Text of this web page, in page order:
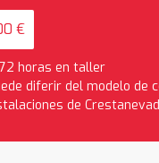
€
horas en taller
diferir del modelo de
de